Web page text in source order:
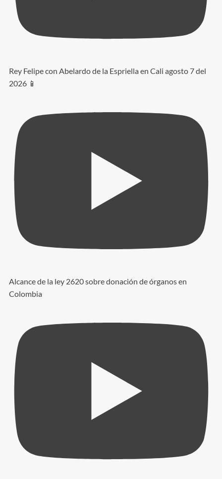
Rey Felipe con Abelardo de la Espriella en Cali agosto 7 del
2026 📱
Alcance de la ley 2620 sobre donación de órganos en
Colombia